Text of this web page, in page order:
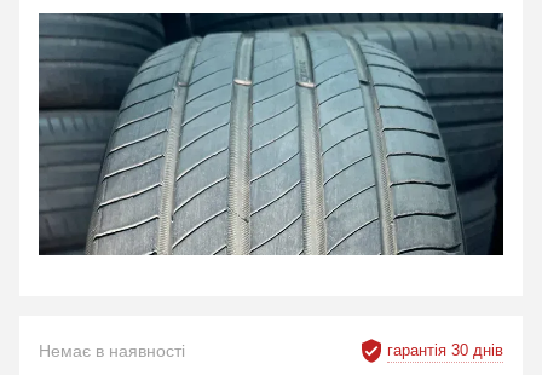
гарантія 30 днів
Немає в наявності